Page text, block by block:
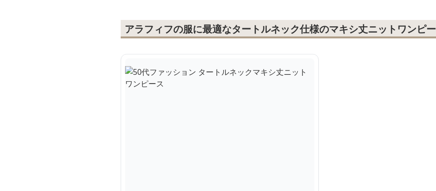
アラフィフの服に最適なタートルネック仕様のマキシ丈ニットワンピ